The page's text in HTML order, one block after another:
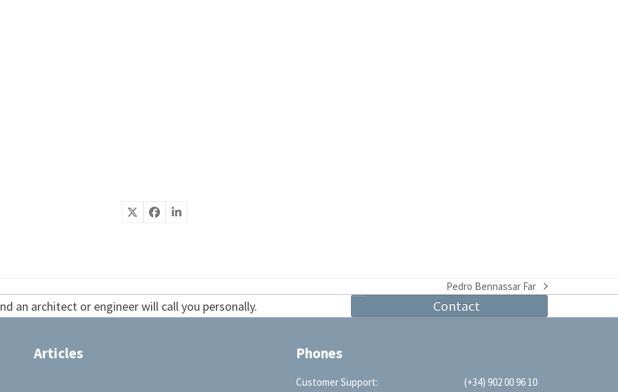
next
post:
Pedro Bennassar Far
an architect or engineer will call you personally. Contact
Articles Phones
Customer Support:
(+34) 902 00 96 10